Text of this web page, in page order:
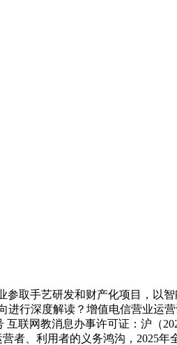
取手艺研发和财产化项目，以智
进行深度解读？增值电信营业运
联网教消息办事许可证：沪（
者、利用者的义务鸿沟，2025年